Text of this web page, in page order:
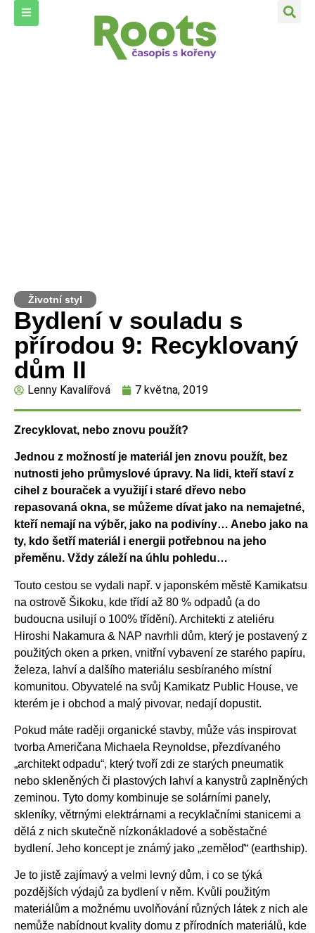
Životní styl
Bydlení v souladu s
přírodou 9: Recyklovaný
dům II
Lenny Kavalířová 7 května, 2019
Zrecyklovat, nebo znovu použít?
Jednou z možností je materiál jen znovu použít, bez
nutnosti jeho průmyslové úpravy. Na lidi, kteří staví z
cihel z bouraček a využijí i staré dřevo nebo
repasovaná okna, se můžeme dívat jako na nemajetné,
kteří nemají na výběr, jako na podivíny… Anebo jako na
ty, kdo šetří materiál i energii potřebnou na jeho
přeměnu. Vždy záleží na úhlu pohledu…
Touto cestou se vydali např. v japonském městě Kamikatsu
na ostrově Šikoku, kde třídí až 80 % odpadů (a do
budoucna usilují o 100% třídění). Architekti z ateliéru
Hiroshi Nakamura & NAP navrhli dům, který je postavený z
použitých oken a prken, vnitřní vybavení ze starého papíru,
železa, lahví a dalšího materiálu sesbíraného místní
komunitou. Obyvatelé na svůj Kamikatz Public House, ve
kterém je i obchod a malý pivovar, nedají dopustit.
Pokud máte raději organické stavby, může vás inspirovat
tvorba Američana Michaela Reynoldse, přezdívaného
„architekt odpadu“, který tvoří zdi ze starých pneumatik
nebo skleněných či plastových lahví a kanystrů zaplněných
zeminou. Tyto domy kombinuje se solárními panely,
skleníky, větrnými elektrárnami a recyklačními stanicemi a
dělá z nich skutečně nízkonákladové a soběstačné
bydlení. Jeho koncept je známý jako „zeměloď“ (earthship).
Je to jistě zajímavý a velmi levný dům, i co se týká
pozdějších výdajů za bydlení v něm. Kvůli použitým
materiálům a možnému uvolňování různých látek z nich ale
nemůže nabídnout kvality domu z přírodních materiálů, kde